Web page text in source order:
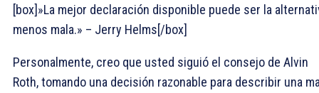
[box]»La mejor declaración disponible puede ser la
menos mala.» – Jerry Helms[/box]
Personalmente, creo que usted siguió el consejo de Alvin
Roth, tomando una decisión razonable para describir una